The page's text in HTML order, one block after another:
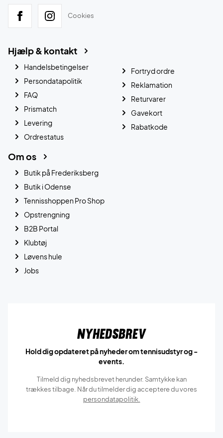
Cookies
Hjælp & kontakt
Handelsbetingelser
Persondatapolitik
FAQ
Prismatch
Levering
Ordrestatus
Fortryd ordre
Reklamation
Returvarer
Gavekort
Rabatkode
Om os
Butik på Frederiksberg
Butik i Odense
Tennisshoppen Pro Shop
Opstrengning
B2B Portal
Klubtøj
Løvens hule
Jobs
Nyhedsbrev
Hold dig opdateret på nyheder om tennisudstyr og -
events.
Tilmeld dig nyhedsbrevet herunder. Samtykke kan
trækkes tilbage. Når du tilmelder dig acceptere du vores
persondatapolitik.